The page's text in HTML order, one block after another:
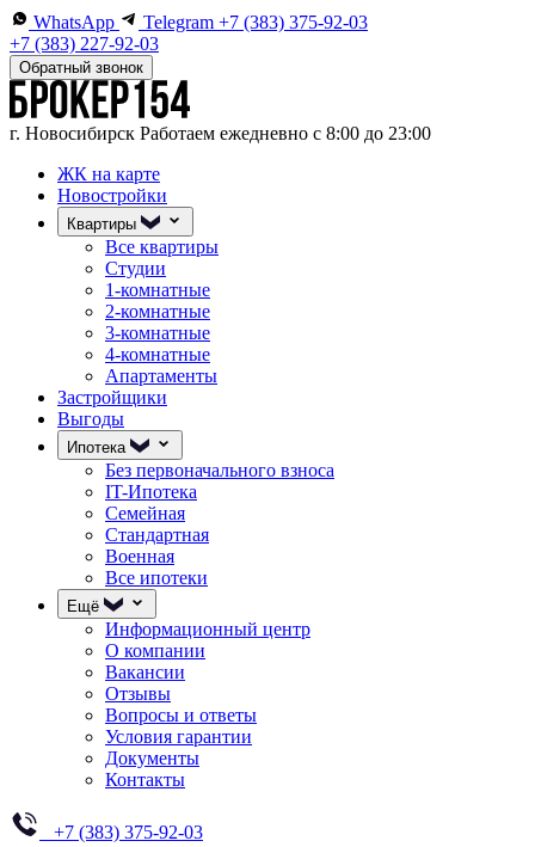
WhatsApp Telegram +7 (383) 375-92-03
+7 (383) 227-92-03
Обратный звонок
г. Новосибирск Работаем ежедневно с 8:00 до 23:00
ЖК на карте
Новостройки
Квартиры
Все квартиры
Студии
1-комнатные
2-комнатные
3-комнатные
4-комнатные
Апартаменты
Застройщики
Выгоды
Ипотека
Без первоначального взноса
IT-Ипотека
Семейная
Стандартная
Военная
Все ипотеки
Ещё
Информационный центр
О компании
Вакансии
Отзывы
Вопросы и ответы
Условия гарантии
Документы
Контакты
+7 (383) 375-92-03